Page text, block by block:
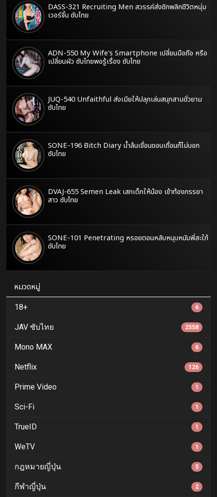
DASS-321 Recruiting Men สวรรค์ส่งซิกพลิกชีวิตหนุ่ม
เวอร์จิ้น ซับไทย
ADN-550 My Wife's Smartphone เปลี่ยนมือถือ หรือ
เปลี่ยนผัว ซับไทยพอรู้เรื่อง ซับไทย
JUQ-540 Unfaithful ส่งเมียให้ปลุกเล่นสนุกสามชั่วยาม
ซับไทย
SONE-196 Bitch Diary น้ำล้นเขื่อนชอบเถื่อนก็ไม่บอก
ซับไทย
DVAJ-655 Semen Leak เสกเด็กให้น้อง เข้าท้องภรรยา
สาว ซับไทย
SONE-101 Penetrating หรอยตอนหลับหนุบหนับพี่สะใภ้
ซับไทย
หมวดหมู่
18+ 6
JAV ซับไทย 2558
Mono MAX 6
Netflix 126
Prime Video 1
Sci-Fi 1
TrueID 1
WeTV 1
กฎหมายญี่ปุ่น 5
กีฬาญี่ปุ่น 2